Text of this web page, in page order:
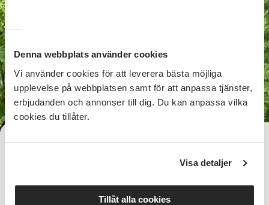
Denna webbplats använder cookies
Vi använder cookies för att leverera bästa möjliga
upplevelse på webbplatsen samt för att anpassa tjänster,
erbjudanden och annonser till dig. Du kan anpassa vilka
cookies du tillåter.
Visa detaljer
Tillåt alla cookies
camilla.lucchesi@sv.se